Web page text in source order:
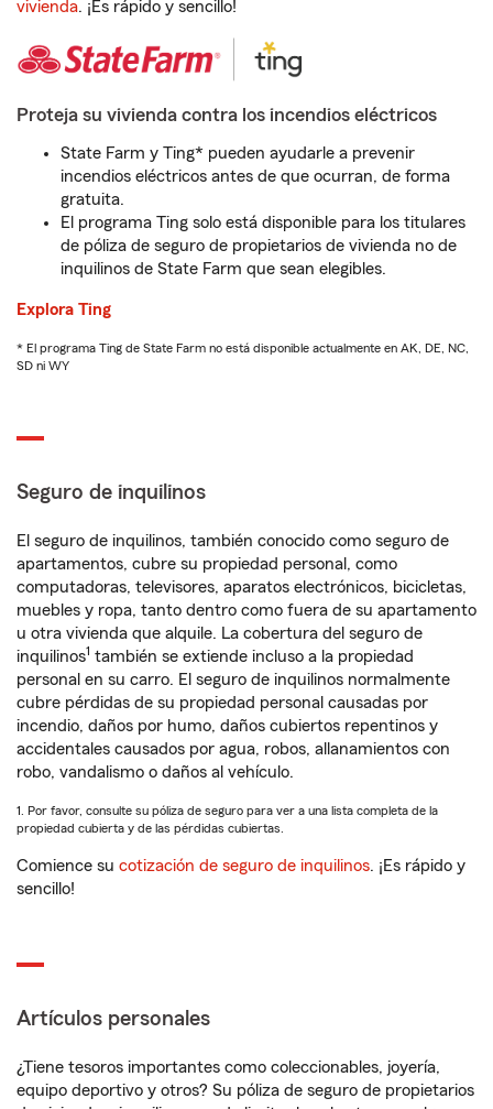
vivienda. ¡Es rápido y sencillo!
Proteja su vivienda contra los incendios eléctricos
State Farm y Ting* pueden ayudarle a prevenir
incendios eléctricos antes de que ocurran, de forma
gratuita.
El programa Ting solo está disponible para los titulares
de póliza de seguro de propietarios de vivienda no de
inquilinos de State Farm que sean elegibles.
Explora Ting
* El programa Ting de State Farm no está disponible actualmente en AK, DE, NC,
SD ni WY
Seguro de inquilinos
El seguro de inquilinos, también conocido como seguro de
apartamentos, cubre su propiedad personal, como
computadoras, televisores, aparatos electrónicos, bicicletas,
muebles y ropa, tanto dentro como fuera de su apartamento
u otra vivienda que alquile. La cobertura del seguro de
inquilinos1 también se extiende incluso a la propiedad
personal en su carro. El seguro de inquilinos normalmente
cubre pérdidas de su propiedad personal causadas por
incendio, daños por humo, daños cubiertos repentinos y
accidentales causados por agua, robos, allanamientos con
robo, vandalismo o daños al vehículo.
1. Por favor, consulte su póliza de seguro para ver a una lista completa de la
propiedad cubierta y de las pérdidas cubiertas.
Comience su cotización de seguro de inquilinos. ¡Es rápido y
sencillo!
Artículos personales
¿Tiene tesoros importantes como coleccionables, joyería,
equipo deportivo y otros? Su póliza de seguro de propietarios